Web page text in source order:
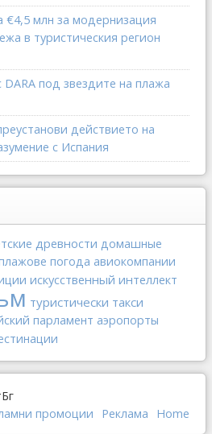
€4,5 млн за модернизация
в туристическия регион
DARA под звездите на плажа
действието на
с Испания
древности домашные
погода авиокомпании
искусственный интеллект
туристически такси
парламент аэропорты
промоции Реклама Home